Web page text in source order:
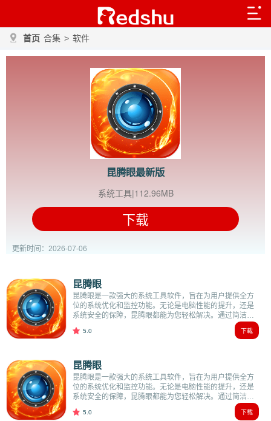
首页 合集 > 软件
昆腾眼最新版
系统工具|112.96MB
下载
更新时间：2026-07-06
昆腾眼
昆腾眼是一款强大的系统工具软件，旨在为用户提供全方
位的系统优化和监控功能。无论是电脑性能的提升，还是
系统安全的保障，昆腾眼都能为您轻松解决。通过简洁直
观的操作界面，用户可以轻松管理和优化自己的电脑系
统。昆腾眼软件优势1.高效的系统优化功能，能够显著提
5.0 下载
昆腾眼
昆腾眼是一款强大的系统工具软件，旨在为用户提供全方
位的系统优化和监控功能。无论是电脑性能的提升，还是
系统安全的保障，昆腾眼都能为您轻松解决。通过简洁直
观的操作界面，用户可以轻松管理和优化自己的电脑系
统。昆腾眼软件优势1.高效的系统优化功能，能够显著提
5.0 下载